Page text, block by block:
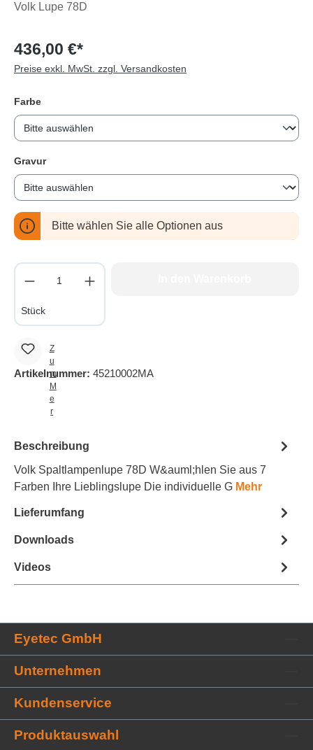
Volk Lupe 78D
436,00 €*
Preise exkl. MwSt. zzgl. Versandkosten
Farbeauswählen
Gravurauswählen
Bitte wählen Sie alle Optionen aus
Produkt Anzahl: Gib den gewünschten
Stück
Z
u
m
M
e
r
e
e
i
z
g
Artikelnummer: 45210002MA
Beschreibung
Volk Spaltlampenlupe 78D W&auml;hlen Sie aus 7
Farben Ihre Lieblingslupe Die individuelle G Mehr
Lieferumfang
Downloads
Videos
Eyetec GmbH
Unternehmen
Kundenservice
Produktauswahl